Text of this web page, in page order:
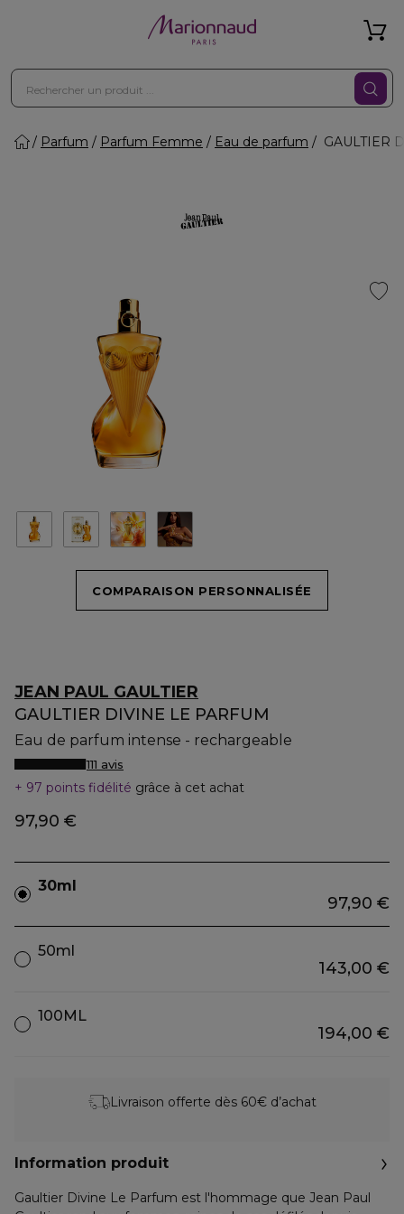
Parfum Parfum Femme Eau de parfum GAULTIER
COMPARAISON PERSONNALISÉE
JEAN PAUL GAULTIER
GAULTIER DIVINE LE PARFUM
Eau de parfum intense - rechargeable
111 avis
97 points fidélité grâce à cet achat
97,90 €
30ml
97,90 €
50ml
143,00 €
100ML
194,00 €
Livraison offerte dès 60€ d’achat
Information produit
Gaultier Divine Le Parfum est l'hommage que Jean Paul